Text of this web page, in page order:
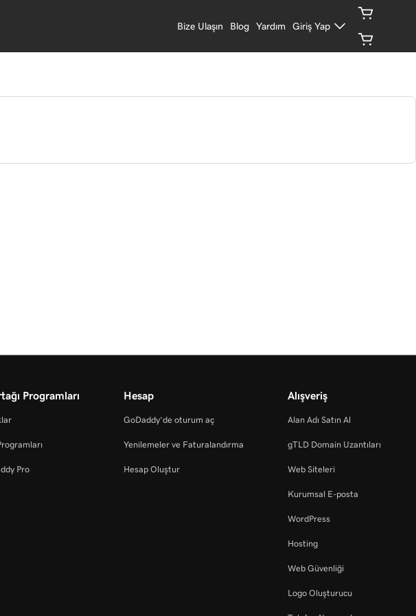
Bize Ulaşın Blog Yardım Giriş Yap
Programları
Pro
Hesap
GoDaddy’de oturum aç
Yenilemeler ve Faturalandırma
Hesap Oluştur
Alışveriş
Alan Adı Satın Al
gTLD Domain Uzantıları
Web Siteleri
Kurumsal E-posta
WordPress
Hosting
Web Güvenliği
Logo Oluşturucu